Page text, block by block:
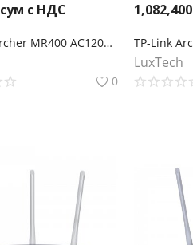
сум с НДС
TP-Link Archer MR400 AC1200 Двухдиапазонный беспроводной 4G LTE маршрутизатор co слотом для SIM-карты
0
1,082,400
LuxTech